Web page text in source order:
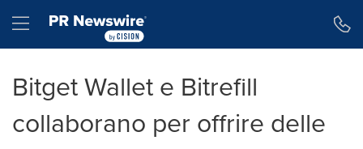
Hamburger menu
Bitget Wallet e Bitrefill
collaborano per offrire delle